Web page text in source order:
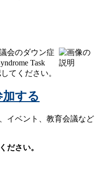
会のダウン症
Task
てください。
する
イベント、教育会議など
ださい。